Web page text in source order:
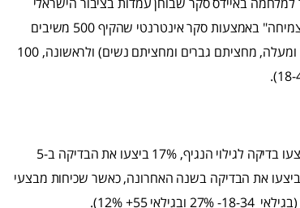
בנושא HIV ואיידס. הסקר בוצע על-ידי חברת "TACK אסטרטגיות צמיחה" באמצעות סקר אינטרנטי שהקיף 500 משיבים
בוגרים בסה"כ, מתוכם 400 משיבים המשתייכים למגזר היהודי (18 ומעלה, מחציתם גברים ומחציתם נשים) ולראשונה, 100
70% מהמשיבים במגזר היהודי (חילוניים ומסורתיים) מעולם לא ביצעו בדיקה לגילוי הנגיף, 17% ביצעו את הבדיקה ב-5
השנים האחרונות, 7% ביצעו אותה בשלוש שנים האחרונות ו-6% ביצעו את הבדיקה בשנה האחרונה, כאשר שכיחות מבצעי